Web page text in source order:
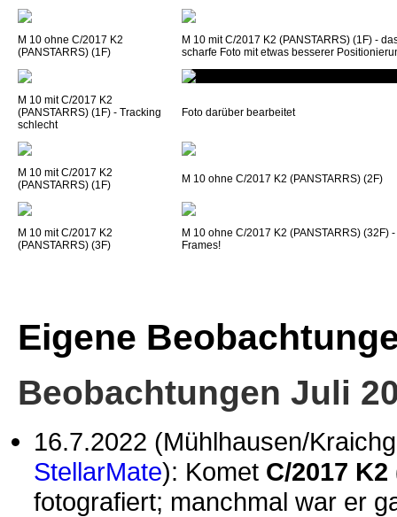
M 10 ohne C/2017 K2
(PANSTARRS) (1F)
M 10 mit C/2017 K2 (PANSTARRS) (1F) -
scharfe Foto mit etwas besserer
M 10 mit C/2017 K2
(PANSTARRS) (1F) - Tracking
schlecht
Foto darüber bearbeitet
M 10 mit C/2017 K2
(PANSTARRS) (1F)
M 10 ohne C/2017 K2 (PANSTARRS) (2F)
M 10 mit C/2017 K2
(PANSTARRS) (3F)
M 10 ohne C/2017 K2 (PANSTARRS) (32F)
Frames!
Eigene
Beobachtungen Juli
16.7.2022 (Mühlhausen/
StellarMate): Komet C/2017 K2
fotografiert; manchmal war er